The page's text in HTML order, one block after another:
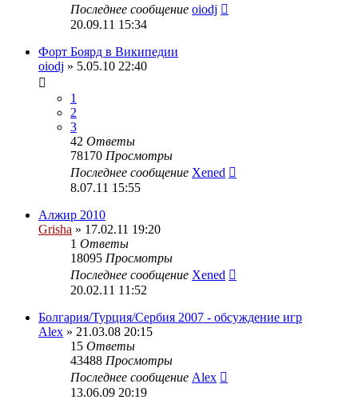
Последнее сообщение oiodj
20.09.11 15:34
Форт Боярд в Википедии
oiodj » 5.05.10 22:40
1
2
3
42 Ответы
78170 Просмотры
Последнее сообщение Xened
8.07.11 15:55
Алжир 2010
Grisha » 17.02.11 19:20
1 Ответы
18095 Просмотры
Последнее сообщение Xened
20.02.11 11:52
Болгария/Турция/Сербия 2007 - обсуждение игр
Alex » 21.03.08 20:15
15 Ответы
43488 Просмотры
Последнее сообщение Alex
13.06.09 20:19